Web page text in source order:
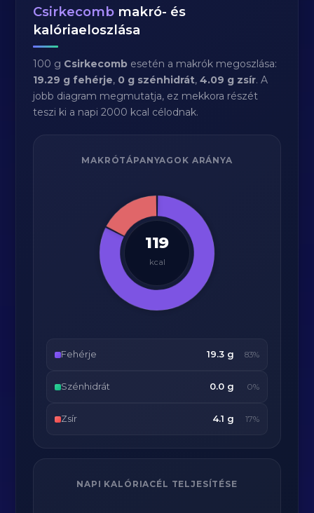
Csirkecomb makró- és
kalóriaeloszlása
100 g Csirkecomb esetén a makrók megoszlása:
19.29 g fehérje, 0 g szénhidrát,4.09 g zsír. A
jobb diagram megmutatja, ez mekkora részét
teszi ki a napi 2000 kcal célodnak.
MAKRÓTÁPANYAGOK ARÁNYA
119
kcal
Fehérje 19.3 g 83%
Szénhidrát 0.0 g 0%
Zsír 4.1 g 17%
NAPI KALÓRIACÉL TELJESÍTÉSE